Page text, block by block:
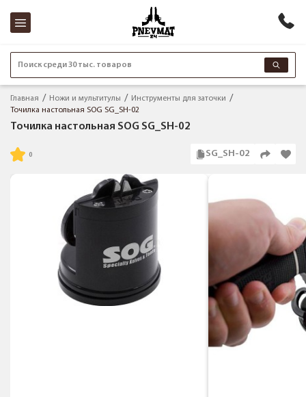
Поиск среди 30 тыс. товаров
Главная Ножи и мультитулы
Инструменты для заточки
Точилка настольная SOG SG_SH-02
Точилка настольная SOG SG_SH-02
SG_SH-02